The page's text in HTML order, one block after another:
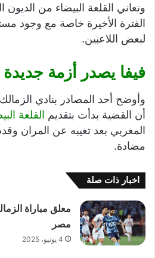
وتعاني القلعة البيضاء من الديون
الفترة الأخيرة خاصة مع وجود
لبعض اللاعبين.
فيفا يصدر أزمة جديدة
وأوضح أحد المصادر بنادي
أن القضية بدأت بتقديم القلعة
المغربي بعد تغيبه عن المران
مضادة.
اخبار ذات صلة
معلق مباراة
مصر
4 يونيو، 2025